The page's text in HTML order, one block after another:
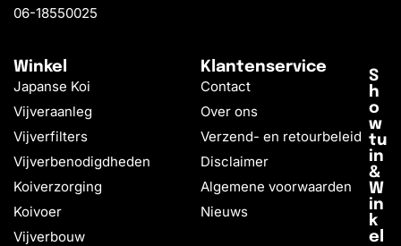
06-18550025
Winkel
Japanse Koi
Vijveraanleg
Vijverfilters
Vijverbenodigdheden
Koiverzorging
Koivoer
Vijverbouw
Klantenservice
Contact
Over ons
Verzend- en retourbeleid
Disclaimer
Algemene voorwaarden
Nieuws
S
h
o
w
tu
in
&
W
in
k
el